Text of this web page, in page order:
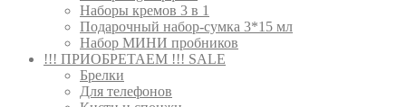
Наборы кремов 3 в 1
Подарочный набор-сумка 3*15 мл
Набор МИНИ пробников
!!! ПРИОБРЕТАЕМ !!! SALE
Брелки
Для телефонов